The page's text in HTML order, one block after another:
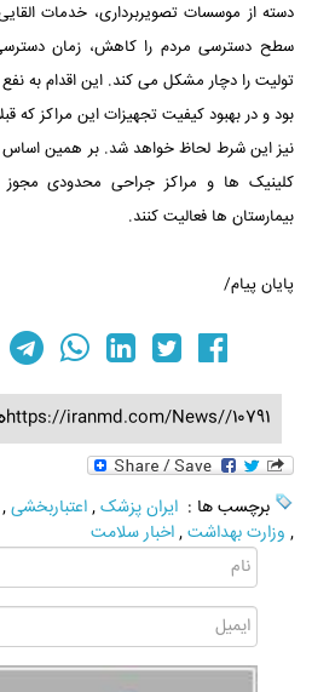
دسته از موسسات تصویربرداری، خدمات
سطح دسترسی مردم را کاهش، زمان
تولیت را دچار مشکل می کند. این اقدام به
بود و در بهبود کیفیت تجهیزات این مراکز که
نیز این شرط لحاظ خواهد شد. بر همین اساس
کلینیک ها و مراکز جراحی محدودی
بیمارستان ها فعالیت کنند.
پایان پیام/
https://iranmd.com/News//10791
برچسب ها : ایران پزشک,اعتباربخشی,
, وزارت بهداشت,اخبار سلامت